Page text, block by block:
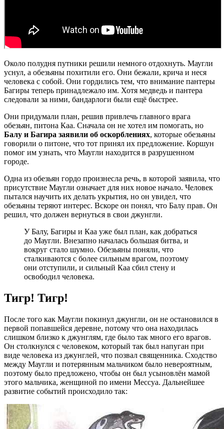
Около полудня путники решили немного отдохнуть. Маугли
уснул, а обезьяны похитили его. Они бежали, крича и неся
человека с собой. Они гордились тем, что внимание пантеры
Багиры теперь принадлежало им. Хотя медведь и пантера
следовали за ними, бандарлоги были ещё быстрее.
Они придумали план, решив привлечь главного врага
обезьян, питона Каа. Сначала он не хотел им помогать, но
Балу и Багира заявили об оскорблениях, которые обезьяны
говорили о питоне, что тот принял их предложение. Коршун
помог им узнать, что Маугли находится в разрушенном
городе.
Одна из обезьян гордо произнесла речь, в которой заявила, что
присутствие Маугли означает для них новое начало. Человек
пытался научить их делать укрытия, но он увидел, что
обезьяны теряют интерес. Вскоре он понял, что Балу прав. Он
решил, что должен вернуться в свои джунгли.
У Балу, Багиры и Каа уже был план, как добраться
до Маугли. Внезапно началась большая битва, и
вокруг стало шумно. Обезьяны поняли, что
сталкиваются с более сильным врагом, поэтому
они отступили, и сильный Каа сбил стену и
освободил человека.
Тигр! Тигр!
После того как Маугли покинул джунгли, он не остановился в
первой попавшейся деревне, потому что она находилась
слишком близко к джунглям, где было так много его врагов.
Он столкнулся с человеком, который так был напуган при
виде человека из джунглей, что позвал священника. Сходство
между Маугли и потерянным мальчиком было невероятным,
поэтому было предложено, чтобы он был усыновлён мамой
этого мальчика, женщиной по имени Мессуа. Дальнейшее
развитие событий происходило так: